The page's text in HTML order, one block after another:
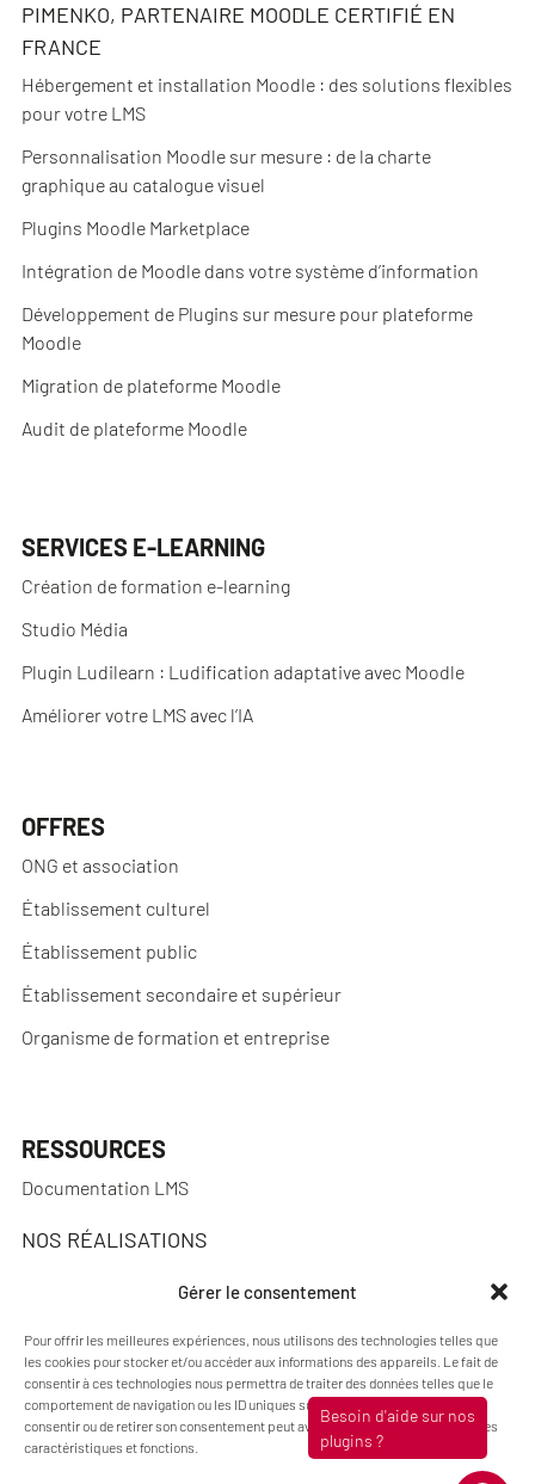
Gérer le consentement
Pour offrir les meilleures expériences, nous utilisons des technologies telles que
les cookies pour stocker et/ou accéder aux informations des appareils. Le fait de
consentir à ces technologies nous permettra de traiter des données telles que le
comportement de navigation ou les ID uniques sur ce site. Le fait de ne pas
consentir ou de retirer son consentement peut avoir un effet négatif sur certaines
caractéristiques et fonctions.
PIMENKO, PARTENAIRE MOODLE CERTIFIÉ EN
FRANCE
Hébergement et installation Moodle : des solutions flexibles
pour votre LMS
Personnalisation Moodle sur mesure : de la charte
graphique au catalogue visuel
Plugins Moodle Marketplace
Intégration de Moodle dans votre système d’information
Développement de Plugins sur mesure pour plateforme
Moodle
Migration de plateforme Moodle
Audit de plateforme Moodle
SERVICES E-LEARNING
Création de formation e-learning
Studio Média
Plugin Ludilearn : Ludification adaptative avec Moodle
Améliorer votre LMS avec l’IA
OFFRES
ONG et association
Établissement culturel
Établissement public
Établissement secondaire et supérieur
Organisme de formation et entreprise
RESSOURCES
Documentation LMS
NOS RÉALISATIONS
A PROPOS
Actualités